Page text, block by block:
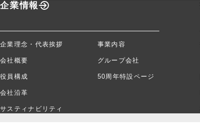
企業情報
企業理念・代表挨拶
会社概要
役員構成
会社沿革
サスティナビリティ
事業内容
グループ会社
50周年特設ページ